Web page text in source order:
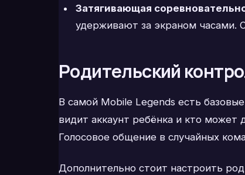
Затягивающая
удерживают за экраном часами.
Родительский
В самой Mobile Legends есть
видит аккаунт ребёнка и кто может
Голосовое общение в случайных
Дополнительно стоит настроить